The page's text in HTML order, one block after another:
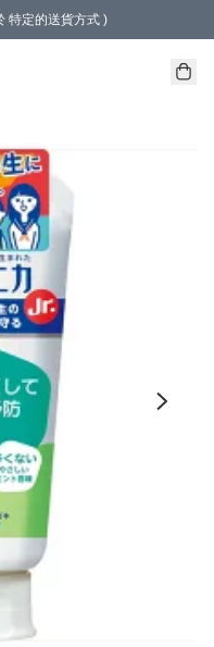
特定的送貨方式 )